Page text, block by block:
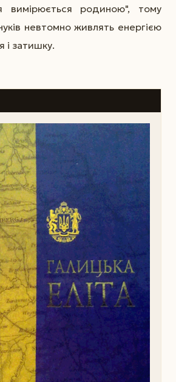
вимірюється родиною", тому
невтомно живлять енергією
і затишку.